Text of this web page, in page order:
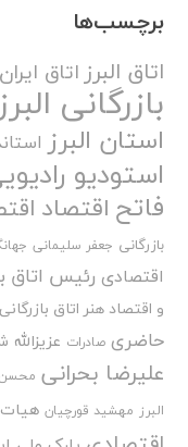
برچسب‌ها
اتاق البرز اتاق ایران
بازرگانی
استان البرز
استودیو
فاتح اقتصاد
بازرگانی جعفر سلیمانی
اقتصادی رئیس اتاق
و اقتصاد هنر اتاق بازرگانی
حاضری صادرات
علیرضا بحرانی
البرز مهشید قورچیان هیات